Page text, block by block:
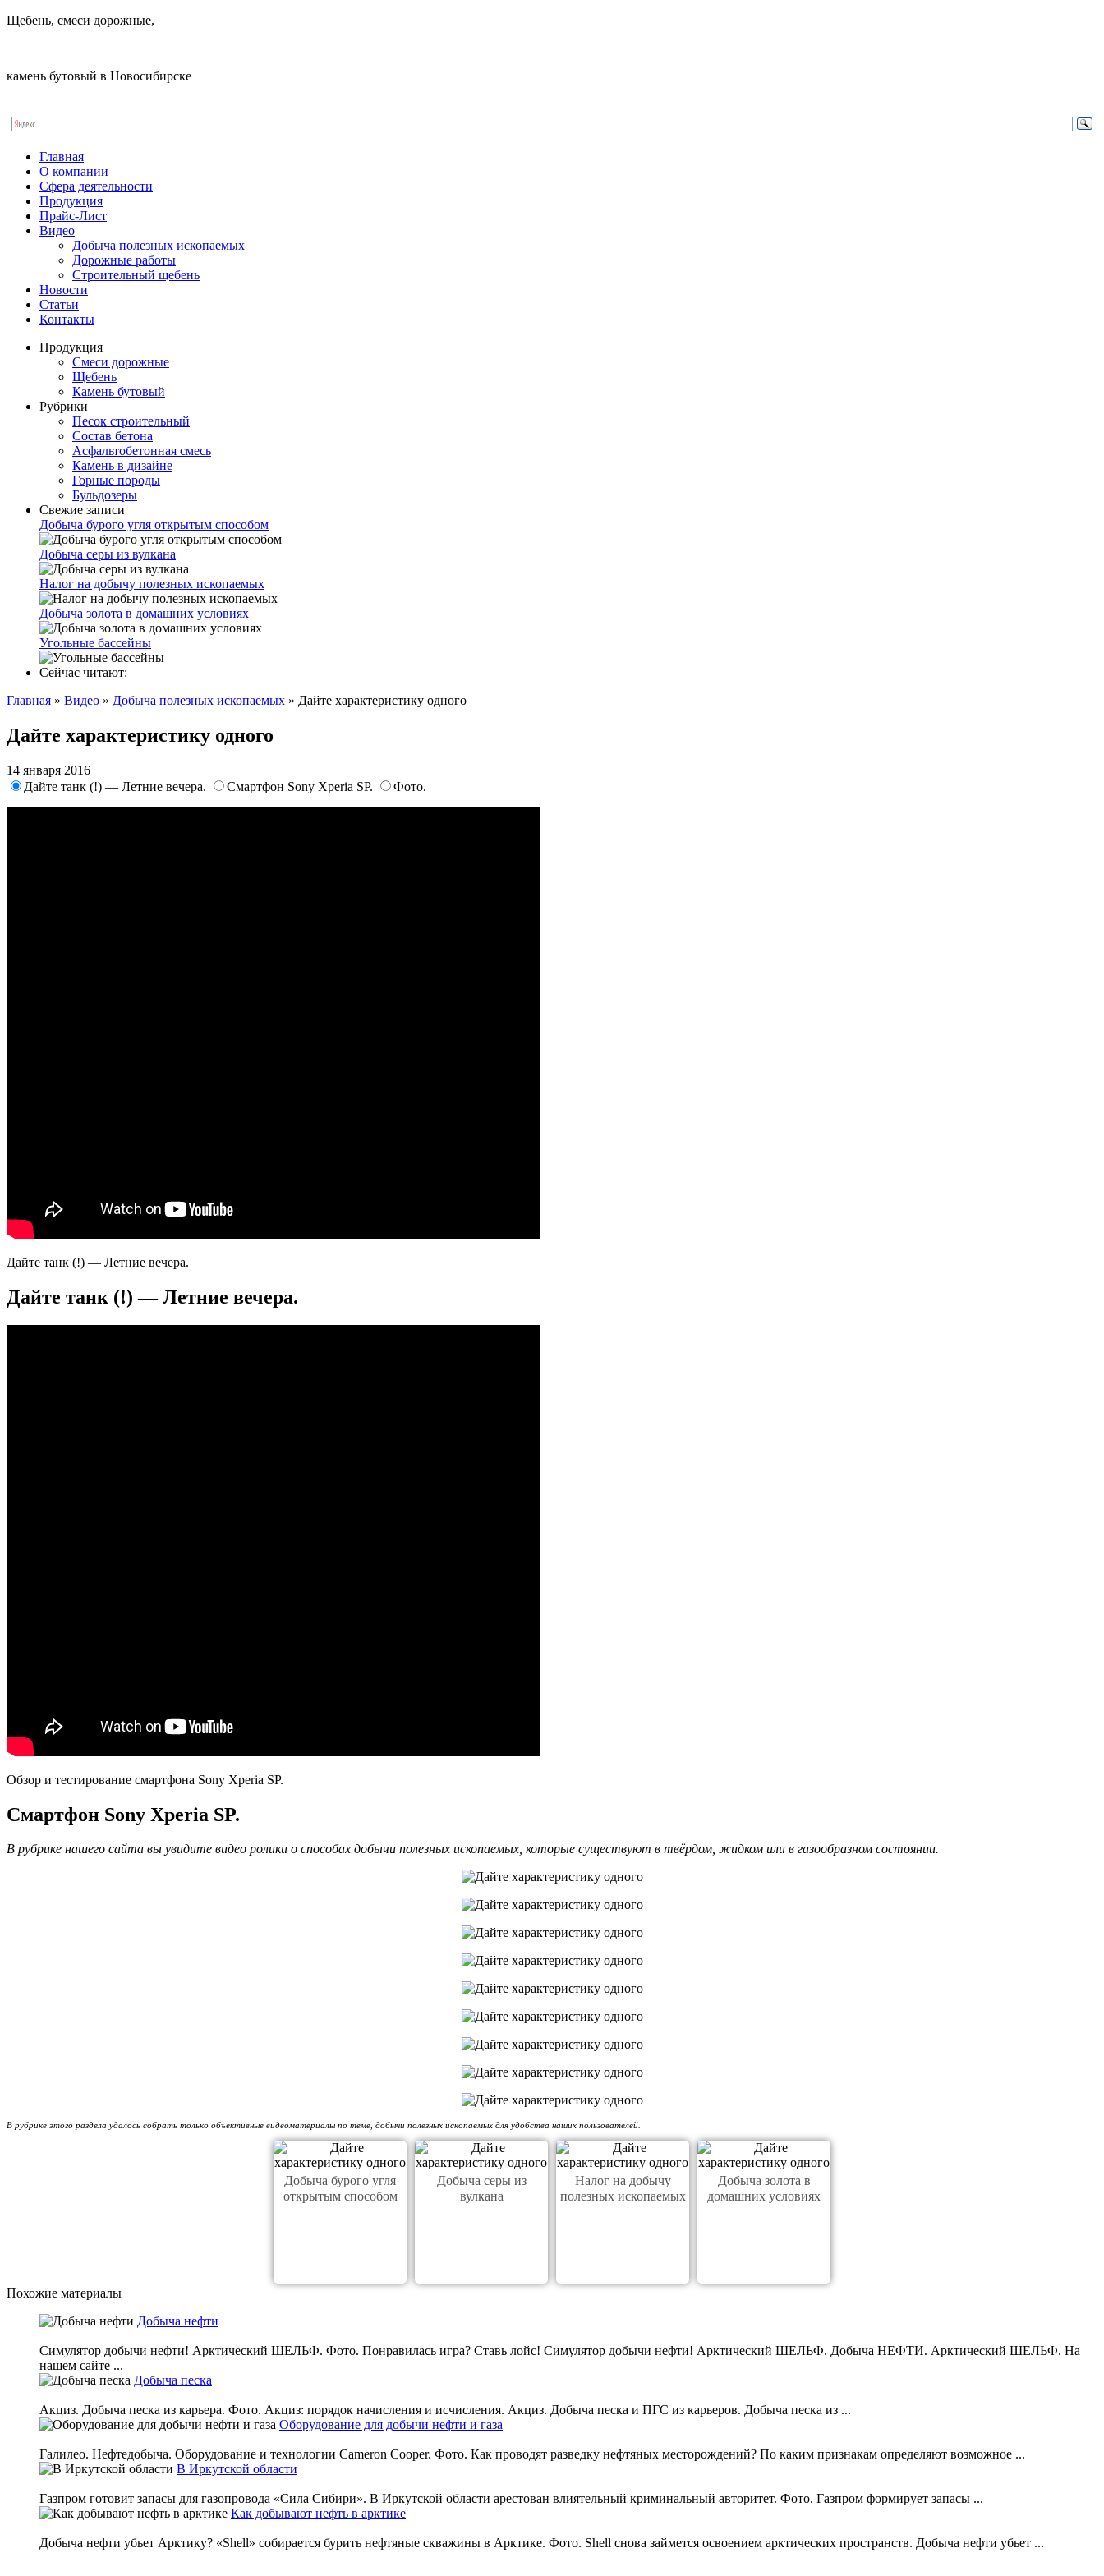
Щебень, смеси дорожные,
камень бутовый в Новосибирске
Главная
О компании
Сфера деятельности
Продукция
Прайс-Лист
Видео
Добыча полезных ископаемых
Дорожные работы
Строительный щебень
Новости
Статьи
Контакты
Продукция
Смеси дорожные
Щебень
Камень бутовый
Рубрики
Песок строительный
Состав бетона
Асфальтобетонная смесь
Камень в дизайне
Горные породы
Бульдозеры
Свежие записи
Добыча бурого угля открытым способом
Добыча серы из вулкана
Налог на добычу полезных ископаемых
Добыча золота в домашних условиях
Угольные бассейны
Сейчас читают:
Главная » Видео » Добыча полезных ископаемых » Дайте характеристику одного
Дайте характеристику одного
14 января 2016
Дайте танк (!) — Летние вечера.
Смартфон Sony Xperia SP. Фото.
Дайте танк (!) — Летние вечера.
Дайте танк (!) — Летние вечера.
Обзор и тестирование смартфона Sony Xperia SP.
Смартфон Sony Xperia SP.
В рубрике нашего сайта вы увидите видео ролики о способах добычи полезных ископаемых, которые существуют в твёрдом, жидком или в газообразном состоянии.
В рубрике этого раздела удалось собрать только объективные видеоматериалы по теме, добычи полезных ископаемых для удобства наших пользователей.
Добыча бурого угля
открытым способом
Добыча серы из
вулкана
Налог на добычу
полезных ископаемых
Добыча золота в
домашних условиях
Похожие материалы
Добыча нефти
Симулятор добычи нефти! Арктический ШЕЛЬФ. Фото. Понравилась игра? Ставь лойс! Симулятор добычи нефти! Арктический ШЕЛЬФ. Добыча НЕФТИ. Арктический ШЕЛЬФ. На
нашем сайте ...
Добыча песка
Акциз. Добыча песка из карьера. Фото. Акциз: порядок начисления и исчисления. Акциз. Добыча песка и ПГС из карьеров. Добыча песка из ...
Оборудование для добычи нефти и газа
Галилео. Нефтедобыча. Оборудование и технологии Cameron Cooper. Фото. Как проводят разведку нефтяных месторождений? По каким признакам определяют возможное ...
В Иркутской области
Газпром готовит запасы для газопровода «Сила Сибири». В Иркутской области арестован влиятельный криминальный авторитет. Фото. Газпром формирует запасы ...
Как добывают нефть в арктике
Добыча нефти убьет Арктику? «Shell» собирается бурить нефтяные скважины в Арктике. Фото. Shell снова займется освоением арктических пространств. Добыча нефти убьет ...